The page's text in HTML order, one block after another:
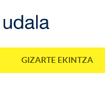
GIZARTE EKINTZA